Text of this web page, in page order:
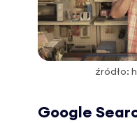
źródło:
Google